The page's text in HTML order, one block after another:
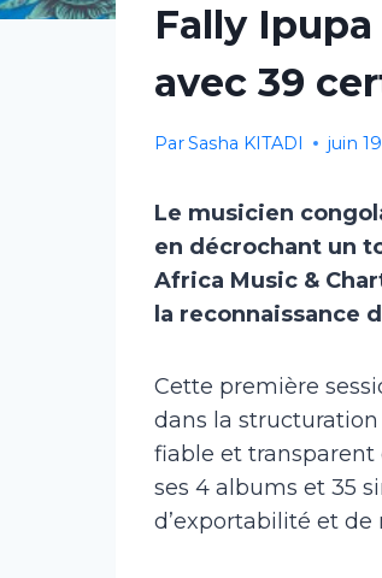
Fally
avec 39
ParSasha KITADI juin
Le musicien
en décrochant un
Africa Music &
la reconnaissance
Cette première
dans la
fiable et transparent
ses 4 albums et 35
d’exportabilité et